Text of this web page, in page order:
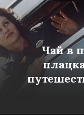
Чай в